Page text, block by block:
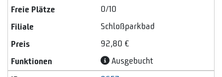
0/10
Schloßparkbad
92,80 €
Ausgebucht